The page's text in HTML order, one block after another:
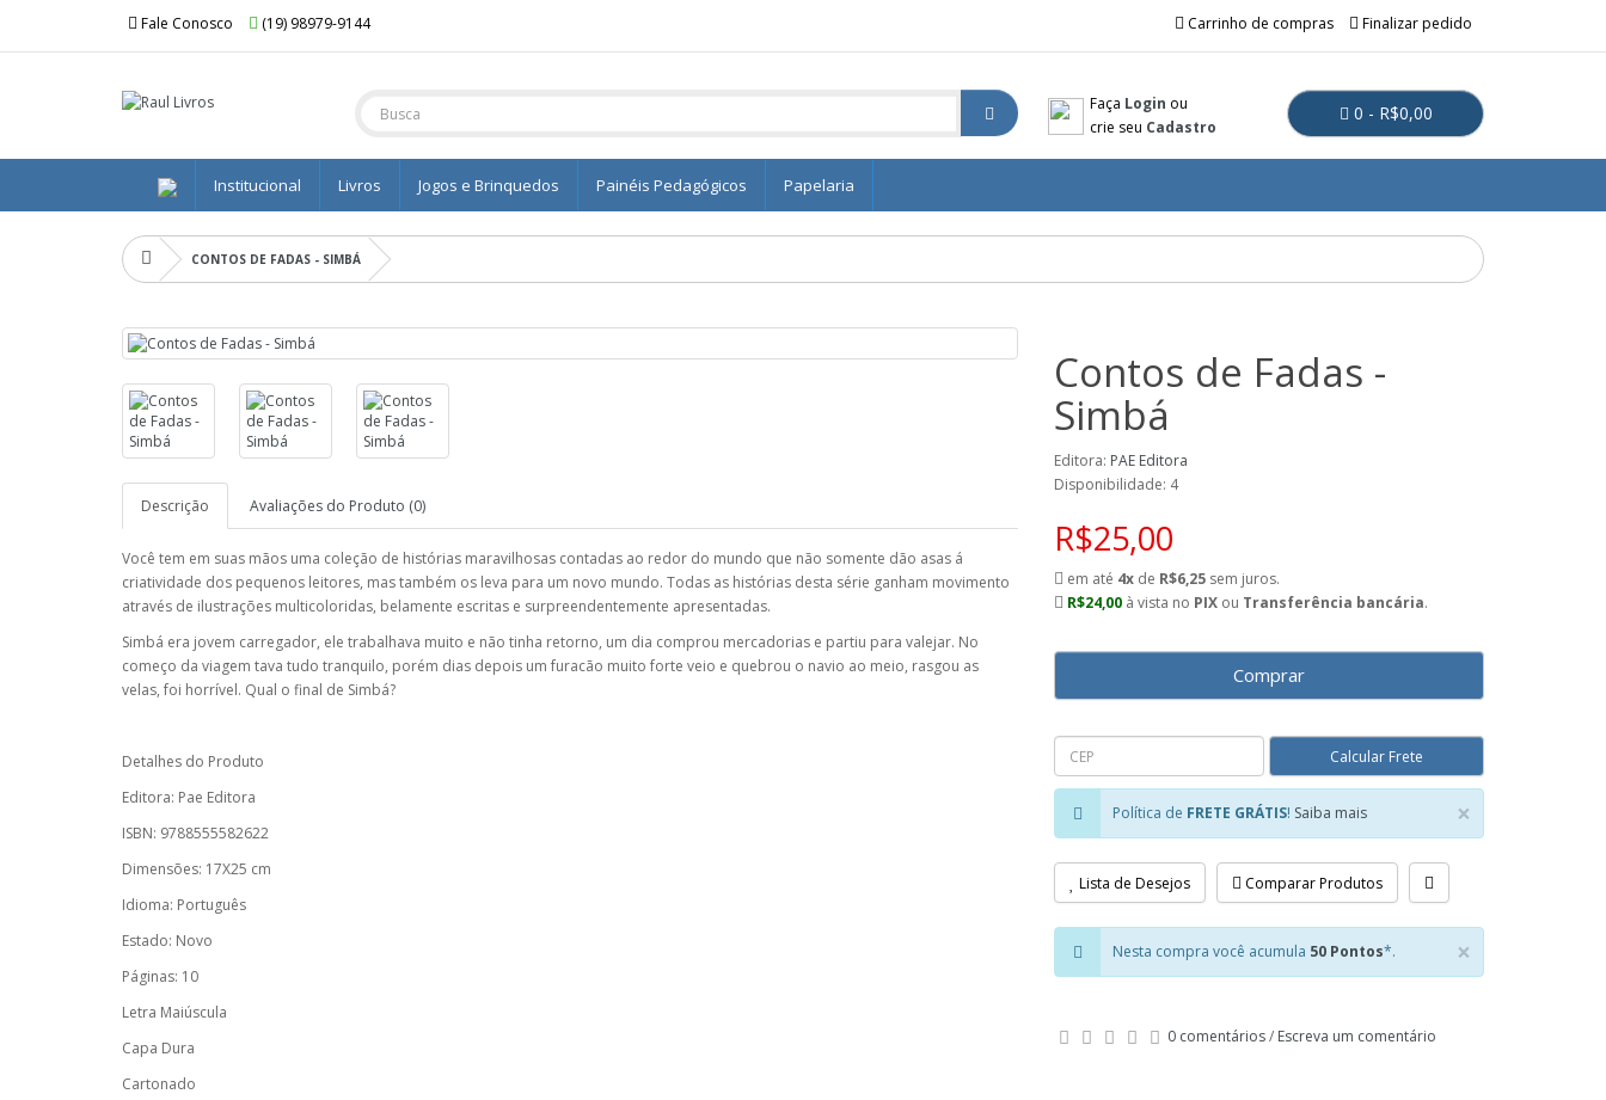
Fale Conosco (19) 98979-9144 Carrinho de compras Finalizar pedido
Faça Login ou
crie seu Cadastro
0 - R$0,00
Institucional Livros Jogos e Brinquedos Painéis Pedagógicos Papelaria
CONTOS DE FADAS - SIMBÁ
Descrição Avaliações do Produto (0)
Você tem em suas mãos uma coleção de histórias maravilhosas contadas ao redor do mundo que não somente dão asas á
criatividade dos pequenos leitores, mas também os leva para um novo mundo. Todas as histórias desta série ganham movimento
através de ilustrações multicoloridas, belamente escritas e surpreendentemente apresentadas.
Simbá era jovem carregador, ele trabalhava muito e não tinha retorno, um dia comprou mercadorias e partiu para valejar. No
começo da viagem tava tudo tranquilo, porém dias depois um furacão muito forte veio e quebrou o navio ao meio, rasgou as
velas, foi horrível. Qual o final de Simbá?
Detalhes do Produto
Editora: Pae Editora
ISBN: 9788555582622
Dimensões: 17X25 cm
Idioma: Português
Estado: Novo
Páginas: 10
Letra Maiúscula
Capa Dura
Cartonado
Contos de Fadas -
Simbá
Editora: PAE Editora
Disponibilidade: 4
R$25,00
em até 4x de R$6,25 sem juros.
R$24,00 à vista no PIX ou Transferência bancária.
Comprar
×
Política de FRETE GRÁTIS! Saiba mais
Lista de Desejos Comparar Produtos
×
Nesta compra você acumula 50 Pontos*.
0 comentários/ Escreva um comentário